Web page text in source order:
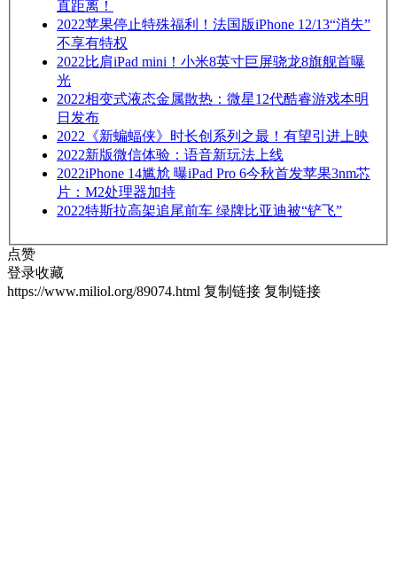
直距离！
2022苹果停止特殊福利！法国版iPhone 12/13“消失”
不享有特权
2022比肩iPad mini！小米8英寸巨屏骁龙8旗舰首曝
光
2022相变式液态金属散热：微星12代酷睿游戏本明
日发布
2022 《新蝙蝠侠》时长创系列之最！有望引进上映
2022新版微信体验：语音新玩法上线
2022iPhone 14尴尬 曝iPad Pro 6今秋首发苹果3nm芯
片：M2处理器加持
2022特斯拉高架追尾前车 绿牌比亚迪被“铲飞”
点赞
登录收藏
https://www.miliol.org/89074.html 复制链接 复制链接